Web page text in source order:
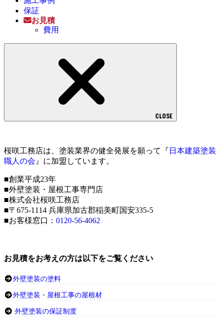
保証
お見積
費用
CLOSE
桜咲工務店は、塗装業界の健全発展を願って『 日本建築塗装
職人の会 』に加盟しています。
■創業平成23年
■外壁塗装・屋根工事専門店
■株式会社桜咲工務店
■〒675-1114 兵庫県加古郡稲美町国安335-5
■お客様窓口： 0120-56-4062
お見積をお考えの方は以下をご覧ください
外壁塗装の塗料
外壁塗装・屋根工事の屋根材
外壁塗装の保証制度